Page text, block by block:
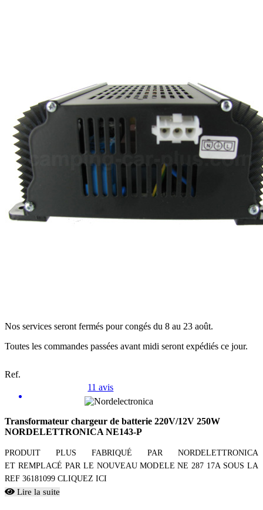
Nos services seront fermés pour congés du 8 au 23 août.
Toutes les commandes passées avant midi seront expédiés ce jour.
Ref.
11 avis
Transformateur chargeur de batterie 220V/12V 250W
NORDELETTRONICA NE143-P
PRODUIT PLUS FABRIQUÉ PAR NORDELETTRONICA
ET REMPLACÉ PAR LE NOUVEAU MODELE NE 287 17A SOUS LA
REF 36181099 CLIQUEZ ICI
Lire la suite